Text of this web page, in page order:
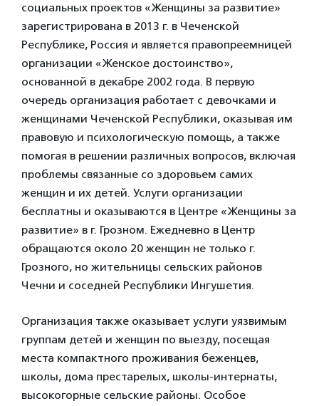
социальных проектов «Женщины за развитие»
зарегистрирована в 2013 г. в Чеченской
Республике, Россия и является правопреемницей
организации «Женское достоинство»,
основанной в декабре 2002 года. В первую
очередь организация работает с девочками и
женщинами Чеченской Республики, оказывая им
правовую и психологическую помощь, а также
помогая в решении различных вопросов, включая
проблемы связанные со здоровьем самих
женщин и их детей. Услуги организации
бесплатны и оказываются в Центре «Женщины за
развитие» в г. Грозном. Ежедневно в Центр
обращаются около 20 женщин не только г.
Грозного, но жительницы сельских районов
Чечни и соседней Республики Ингушетия.
Организация также оказывает услуги уязвимым
группам детей и женщин по выезду, посещая
места компактного проживания беженцев,
школы, дома престарелых, школы-интернаты,
высокогорные сельские районы. Особое